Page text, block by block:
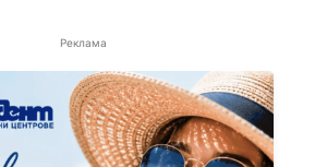
Реклама